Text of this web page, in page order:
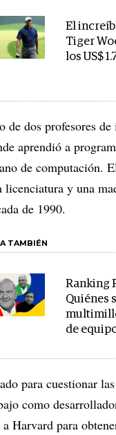
El
Tiger
los US$
de dos profesores
aprendió a
de computación.
licenciatura y una
de 1990.
TAMBIÉN
Ranking
Quiénes
de
para cuestionar
como
Harvard para